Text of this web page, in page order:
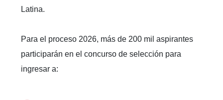
Latina.
Para el proceso 2026, más de 200 mil aspirantes
participarán en el concurso de selección para
ingresar a: